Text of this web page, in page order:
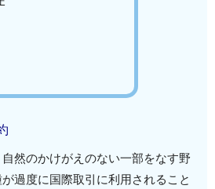
然のかけがえのない一部をなす野
過度に国際取引に利用されること